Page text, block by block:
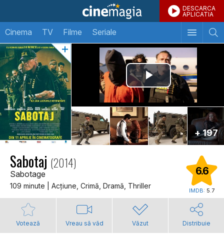
DESCARCA
APLICATIA
Cinema TV Filme Seriale
+ 197
Sabotaj (2014)
Sabotage
109 minute | Acţiune, Crimă, Dramă, Thriller
6.6
IMDB: 5.7
Votează Vreau să văd Văzut Distribuie